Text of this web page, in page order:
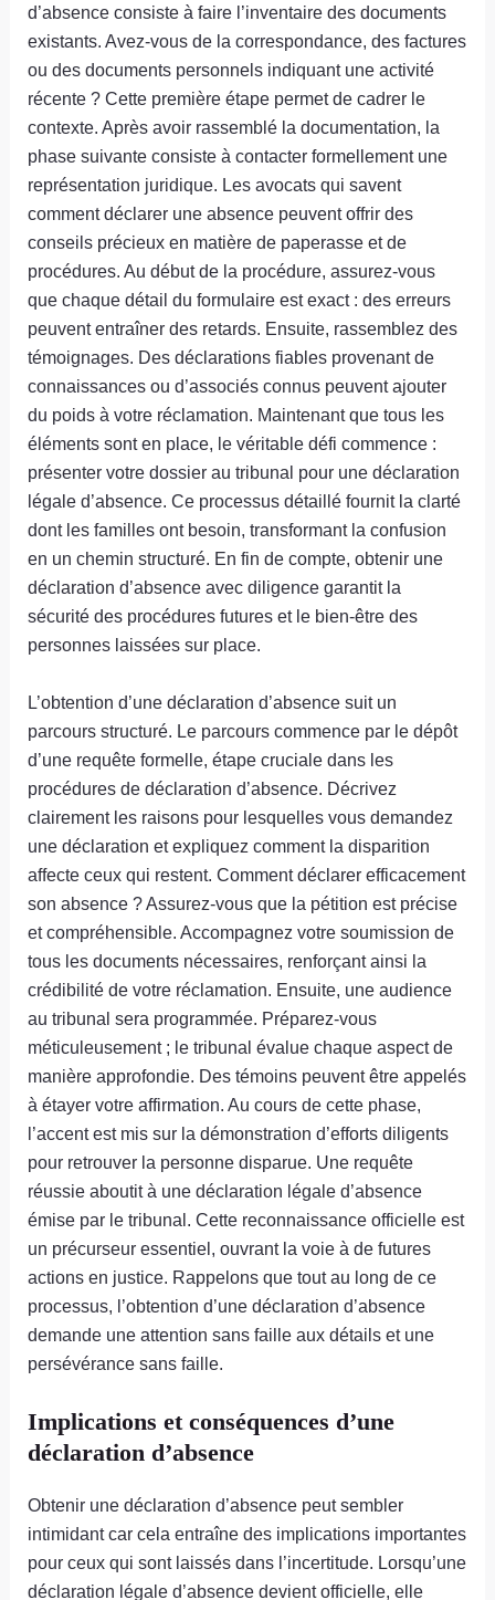
d’absence consiste à faire l’inventaire des documents
existants. Avez-vous de la correspondance, des factures
ou des documents personnels indiquant une activité
récente ? Cette première étape permet de cadrer le
contexte. Après avoir rassemblé la documentation, la
phase suivante consiste à contacter formellement une
représentation juridique. Les avocats qui savent
comment déclarer une absence peuvent offrir des
conseils précieux en matière de paperasse et de
procédures. Au début de la procédure, assurez-vous
que chaque détail du formulaire est exact : des erreurs
peuvent entraîner des retards. Ensuite, rassemblez des
témoignages. Des déclarations fiables provenant de
connaissances ou d’associés connus peuvent ajouter
du poids à votre réclamation. Maintenant que tous les
éléments sont en place, le véritable défi commence :
présenter votre dossier au tribunal pour une déclaration
légale d’absence. Ce processus détaillé fournit la clarté
dont les familles ont besoin, transformant la confusion
en un chemin structuré. En fin de compte, obtenir une
déclaration d’absence avec diligence garantit la
sécurité des procédures futures et le bien-être des
personnes laissées sur place.
L’obtention d’une déclaration d’absence suit un
parcours structuré. Le parcours commence par le dépôt
d’une requête formelle, étape cruciale dans les
procédures de déclaration d’absence. Décrivez
clairement les raisons pour lesquelles vous demandez
une déclaration et expliquez comment la disparition
affecte ceux qui restent. Comment déclarer efficacement
son absence ? Assurez-vous que la pétition est précise
et compréhensible. Accompagnez votre soumission de
tous les documents nécessaires, renforçant ainsi la
crédibilité de votre réclamation. Ensuite, une audience
au tribunal sera programmée. Préparez-vous
méticuleusement ; le tribunal évalue chaque aspect de
manière approfondie. Des témoins peuvent être appelés
à étayer votre affirmation. Au cours de cette phase,
l’accent est mis sur la démonstration d’efforts diligents
pour retrouver la personne disparue. Une requête
réussie aboutit à une déclaration légale d’absence
émise par le tribunal. Cette reconnaissance officielle est
un précurseur essentiel, ouvrant la voie à de futures
actions en justice. Rappelons que tout au long de ce
processus, l’obtention d’une déclaration d’absence
demande une attention sans faille aux détails et une
persévérance sans faille.
Implications et conséquences d’une
déclaration d’absence
Obtenir une déclaration d’absence peut sembler
intimidant car cela entraîne des implications importantes
pour ceux qui sont laissés dans l’incertitude. Lorsqu’une
déclaration légale d’absence devient officielle, elle